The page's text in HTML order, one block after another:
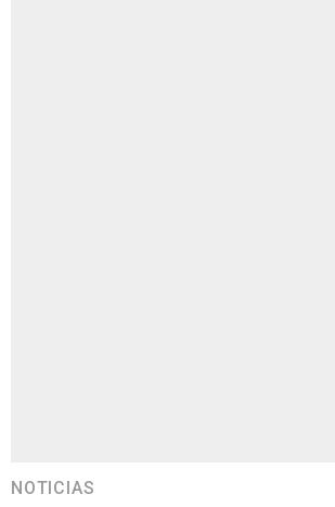
NOTICIAS